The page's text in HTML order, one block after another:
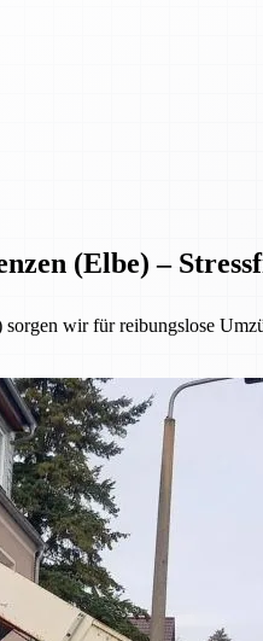
(Elbe) –
wir für reibungslose